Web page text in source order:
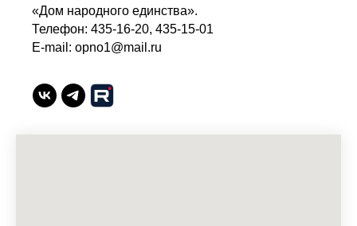
«Дом народного единства».
Телефон: 435-16-20, 435-15-01
E-mail: opno1@mail.ru